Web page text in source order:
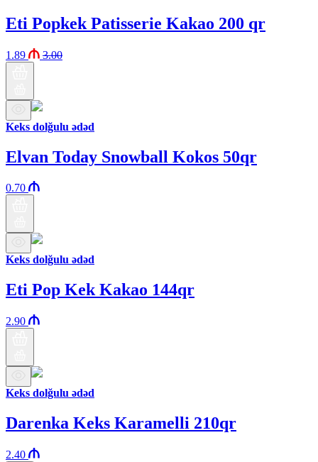
Eti Popkek Patisserie Kakao 200 qr
1.89 3.00
Keks dolğulu ədəd
Elvan Today Snowball Kokos 50qr
0.70
Keks dolğulu ədəd
Eti Pop Kek Kakao 144qr
2.90
Keks dolğulu ədəd
Darenka Keks Karamelli 210qr
2.40